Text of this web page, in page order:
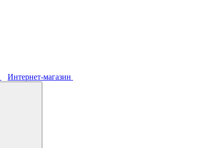
Интернет-магазин